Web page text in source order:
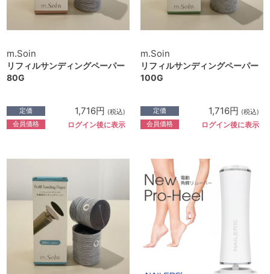
m.Soin
リフィルサンディングペーパー
80G
定価 1,716円 (税込)
会員価格 ログイン後に表示
m.Soin
リフィルサンディングペーパー
100G
定価 1,716円 (税込)
会員価格 ログイン後に表示